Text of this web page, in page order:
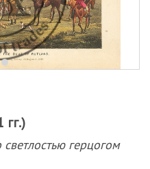
гг.)
герцогом